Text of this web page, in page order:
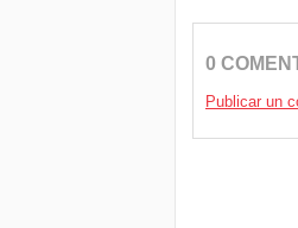
0
Publicar un